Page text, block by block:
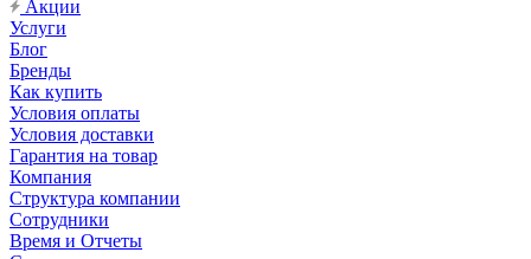
Акции
Услуги
Блог
Бренды
Как купить
Условия оплаты
Условия доставки
Гарантия на товар
Компания
Структура компании
Сотрудники
Время и Отчеты